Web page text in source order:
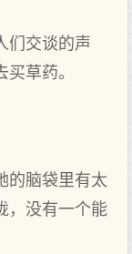
们‌交谈的声
草药。
的脑袋里有‌太
，没有‌一个能